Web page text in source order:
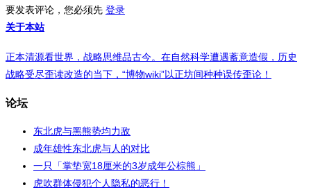
要发表评论，您必须先 登录
关于本站
正本清源看世界，战略思维品古今。在自然科学遭遇蓄意造假，历史
战略受尽歪读改造的当下，“博物wiki”以正坊间种种误传歪论！
论坛
东北虎与黑熊势均力敌
成年雄性东北虎与人的对比
一只「掌垫宽18厘米的3岁成年公棕熊」
虎吹群体侵犯个人隐私的恶行！